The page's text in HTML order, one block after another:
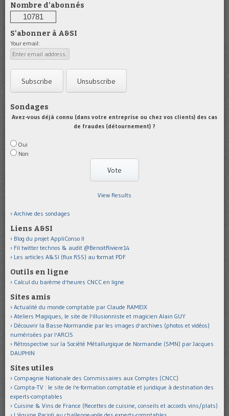
Nombre d'abonnés
10781
S'abonner à A&SI
Your email:
Sondages
Avez-vous déjà connu (dans votre entreprise ou chez vos clients) des cas
de fraudes (détournement) ?
Oui
Non
View Results
Archive des sondages
Liens A&SI
Blog du projet AppliConso II
Fil twitter technos & audit @BenoitRiviere14
Les articles A&SI (flux RSS) au format PDF
Outils en ligne
Calcul du barème d'heures CNCC en ligne
Sites amis
Actualité du monde comptable par Claude RAMEIX
Ateliers Magiques, le site de l'illusionniste et magicien Alain GUY
Découvrir la Basse-Normandie par les images d'archives (photos et vidéos)
numérisées par l'ARCIS
Rétrospective sur la Société Métallurgique de Normandie (SMN) par Jacques
DAUPHIN
Sites utiles
Compagnie Nationale des Commissaires aux Comptes (CNCC)
Compta-TV : le site de l'e-formation comptable et juridique à destination des
experts-comptables
Cuisine & Vins de France (Recettes de cuisine, conseils et accords vins/plats)